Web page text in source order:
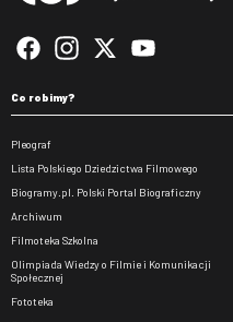
Co robimy?
Pleograf
Lista Polskiego Dziedzictwa Filmowego
Biogramy.pl. Polski Portal Biograficzny
Archiwum
Filmoteka Szkolna
Olimpiada Wiedzy o Filmie i Komunikacji
Społecznej
Fototeka